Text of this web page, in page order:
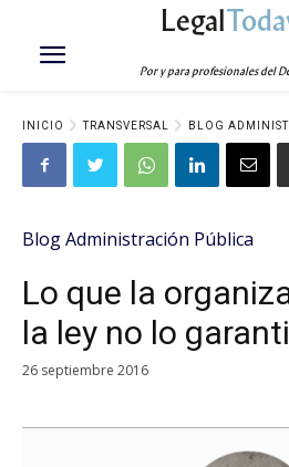
Legal
Por y para profesionales del
INICIO TRANSVERSAL BLOG
Blog Administración Pública
Lo que la
la ley no lo
26 septiembre 2016